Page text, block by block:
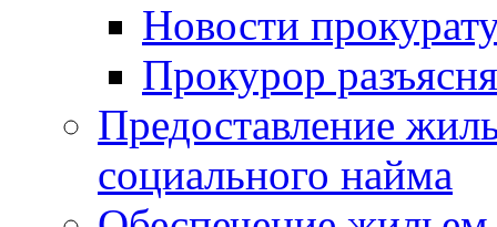
Новости
Прокурор
Предоставление
социального найма